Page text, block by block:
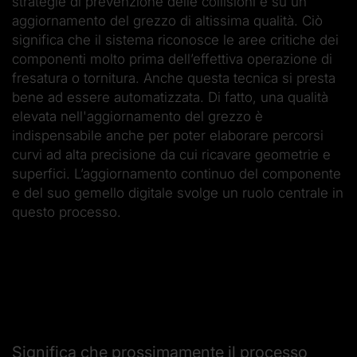
aggiornamento del grezzo di altissima qualità. Ciò
significa che il sistema riconosce le aree critiche dei
componenti molto prima dell’effettiva operazione di
fresatura o tornitura. Anche questa tecnica si presta
bene ad essere automatizzata. Di fatto, una qualità
elevata nell'aggiornamento del grezzo è
indispensabile anche per poter elaborare percorsi
curvi ad alta precisione da cui ricavare geometrie e
superfici. L’aggiornamento continuo del componente
e del suo gemello digitale svolge un ruolo centrale in
questo processo.
Significa che prossimamente il processo